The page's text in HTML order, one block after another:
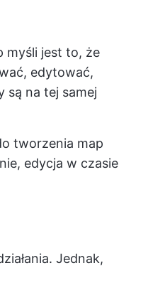
myśli jest to, że
edytować,
są na tej samej
tworzenia map
edycja w czasie
Jednak,